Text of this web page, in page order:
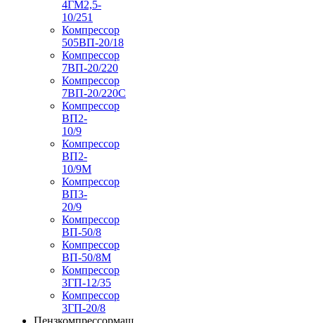
4ГМ2,5-
10/251
Компрессор
505ВП-20/18
Компрессор
7ВП-20/220
Компрессор
7ВП-20/220С
Компрессор
ВП2-
10/9
Компрессор
ВП2-
10/9М
Компрессор
ВП3-
20/9
Компрессор
ВП-50/8
Компрессор
ВП-50/8М
Компрессор
3ГП-12/35
Компрессор
3ГП-20/8